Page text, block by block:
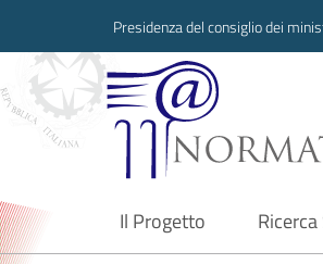
Presidenza del consiglio dei
Il Progetto
current